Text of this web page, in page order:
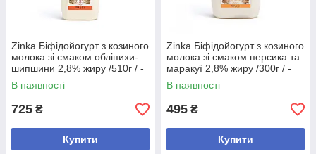
Zinka Біфідойогурт з козиного
молока зі смаком обліпихи-
шипшини 2,8% жиру /510г / -
10 шт
В наявності
725 ₴
Купити
Zinka Біфідойогурт з козиного
молока зі смаком персика та
маракуї 2,8% жиру /300г / -
10 шт
В наявності
495 ₴
Купити